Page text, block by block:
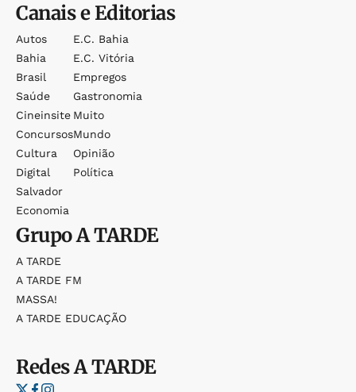
Canais e Editorias
Autos
Bahia
Brasil
Saúde
Cineinsite
Concursos
Cultura
Digital
Salvador
Economia
E.c. Bahia
E.c. Vitória
Empregos
Gastronomia
Muito
Mundo
Opinião
Política
GrupoA TARDE
A TARDE
A TARDE FM
MASSA!
A TARDE EDUCAÇÃO
RedesA TARDE